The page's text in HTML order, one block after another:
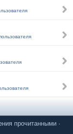
прочитанными ·